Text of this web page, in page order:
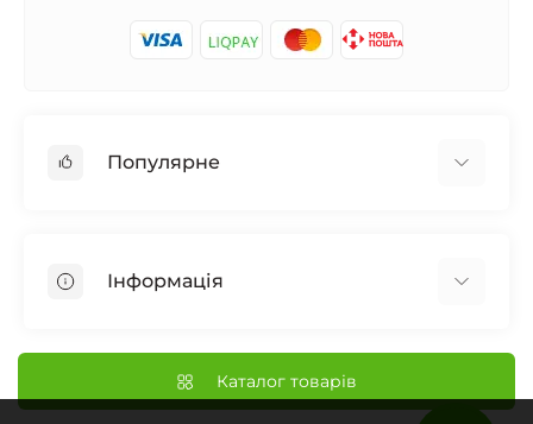
Популярне
Унісекс Парфумерія
Автомобільний ароматизатор
Нішева парфумерія
Інформація
Наші Магазини
Доставка та Оплата
Каталог товарів